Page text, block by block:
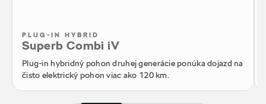
PLUG-IN HYBRID
Superb Combi iV
Plug-in hybridný pohon druhej generácie ponúka dojazd na
čisto elektrický pohon viac ako 120 km.